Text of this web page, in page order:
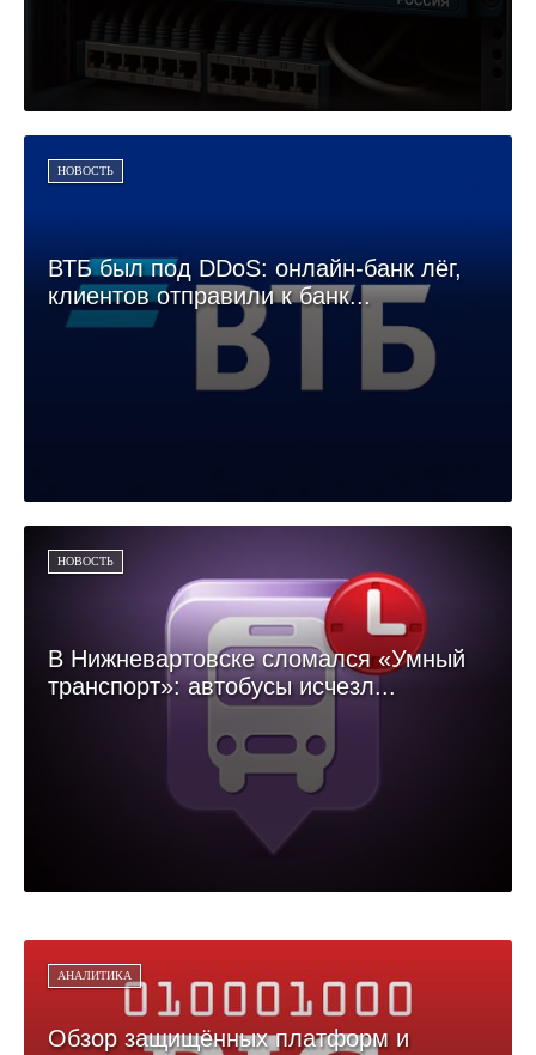
НОВОСТЬ
ВТБ был под DDoS: онлайн-банк лёг,
клиентов отправили к банк...
НОВОСТЬ
В Нижневартовске сломался «Умный
транспорт»: автобусы исчезл...
АНАЛИТИКА
Обзор защищённых платформ и